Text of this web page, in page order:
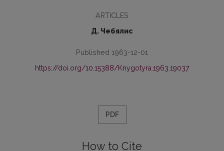
ARTICLES
Д. Чебялис
Published 1963-12-01
https://doi.org/10.15388/Knygotyra.1963.19037
PDF
How to Cite